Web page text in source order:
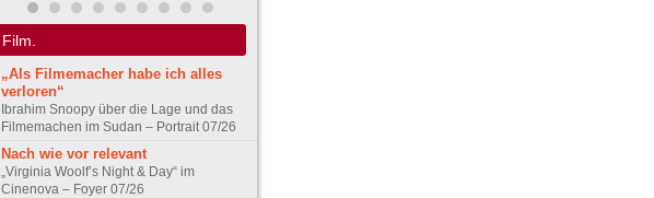
Film.
„Als Filmemacher habe ich alles
verloren“
Ibrahim Snoopy über die Lage und das
Filmemachen im Sudan – Portrait 07/26
Nach wie vor relevant
„Virginia Woolf’s Night & Day“ im
Cinenova – Foyer 07/26